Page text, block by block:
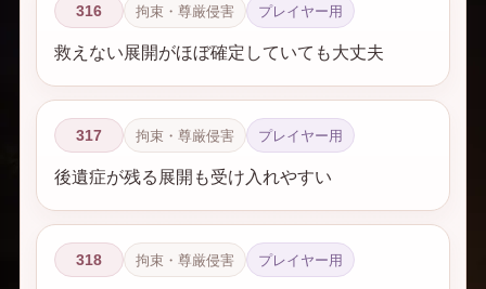
316 拘束・尊厳侵害 プレイヤー用
救えない展開がほぼ確定していても大丈夫
317 拘束・尊厳侵害 プレイヤー用
後遺症が残る展開も受け入れやすい
318 拘束・尊厳侵害 プレイヤー用